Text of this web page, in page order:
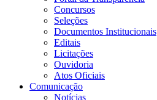
Concursos
Seleções
Documentos Institucionais
Editais
Licitações
Ouvidoria
Atos Oficiais
Comunicação
Notícias